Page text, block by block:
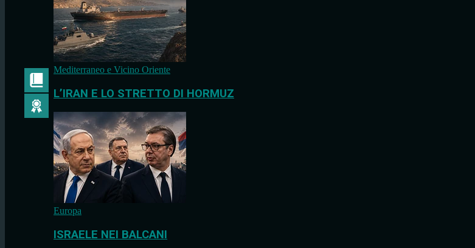
Mediterraneo e Vicino Oriente
L’IRAN E LO STRETTO DI HORMUZ
Europa
ISRAELE NEI BALCANI